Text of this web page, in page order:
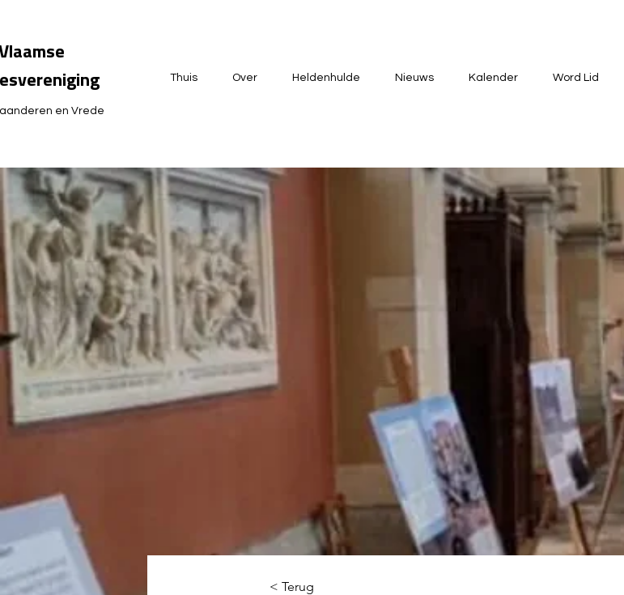
en Vrede
Thuis Over Heldenhulde Nieuws Kalender Word Lid
< Terug